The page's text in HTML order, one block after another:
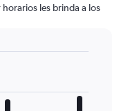
les brinda a los